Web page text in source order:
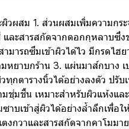
ผสม 1. ส่วนผสมเพิ่มความก
ละสารสกัดจากดอกกุหลาบซึ่
ารถซึมเข้าผิวได้ไว มีกรดไฮ
ยาบกร้าน 3. แผ่นมาส์กบาง เ
ตารางนิ้วได้อย่างลงตัว ปรับ
ชื้น เหมาะสำหรับผิวแห้งแล
าบเข้าสู่ผิวได้อย่างล้ำลึกเพื่
กวาและสารสกัดจากคาโมมา